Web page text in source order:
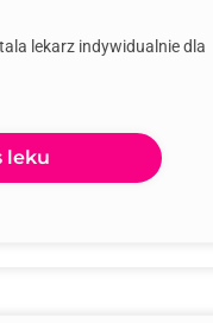
lekarz indywidualnie dla
leku